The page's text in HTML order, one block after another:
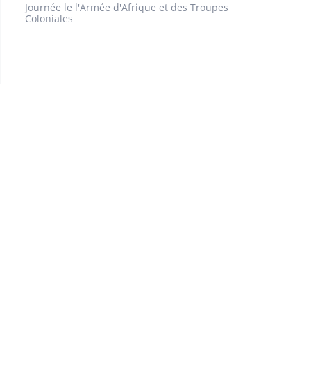
Journée le l'Armée d'Afrique et des Troupes
Coloniales